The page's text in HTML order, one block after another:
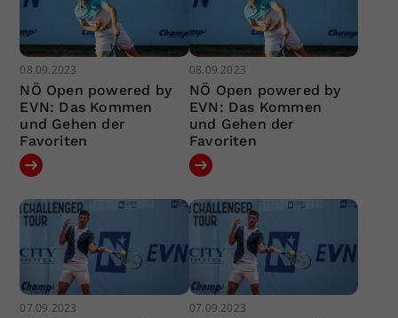
08.09.2023
NÖ Open powered by
EVN: Das Kommen
und Gehen der
Favoriten
08.09.2023
NÖ Open powered by
EVN: Das Kommen
und Gehen der
Favoriten
07.09.2023 07.09.2023